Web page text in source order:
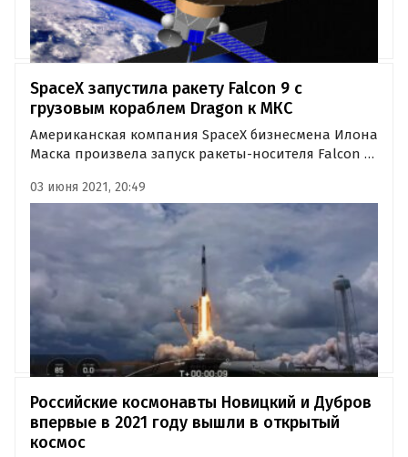
SpaceX запустила ракету Falcon 9 с
грузовым кораблем Dragon к МКС
Американская компания SpaceX бизнесмена Илона
Маска произвела запуск ракеты-носителя Falcon 9
для экипажа МКС.
03 июня 2021, 20:49
Российские космонавты Новицкий и Дубров
впервые в 2021 году вышли в открытый
космос